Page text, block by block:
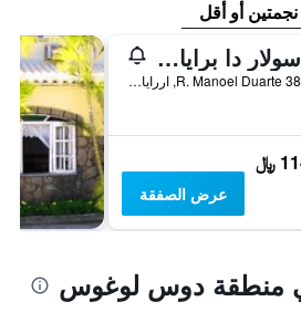
نجمتين أو أقل
سولار دا برايا بوسادا
38 R. Manoel Duarte, اررايال دو كابو, البرازيل
﷼
عرض الصفقة
منطقة دوس لوغوس